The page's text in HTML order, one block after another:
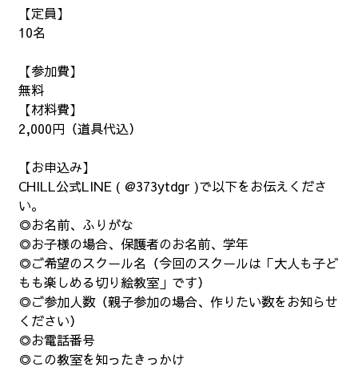
【定員】
10名
【参加費】
無料
【材料費】
2,000円（道具代込）
【お申込み】
CHILL公式LINE ( @373ytdgr)で以下をお伝えくださ
い。
◎お名前、ふりがな
◎お子様の場合、保護者のお名前、学年
◎ご希望のスクール名（今回のスクールは「大人も子ど
もも楽しめる切り絵教室」です）
◎ご参加人数（親子参加の場合、作りたい数をお知らせ
ください）
◎お電話番号
◎この教室を知ったきっかけ